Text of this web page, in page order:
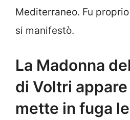
Mediterraneo. Fu
si manifestò.
La Madonna
di Voltri
mette in fuga